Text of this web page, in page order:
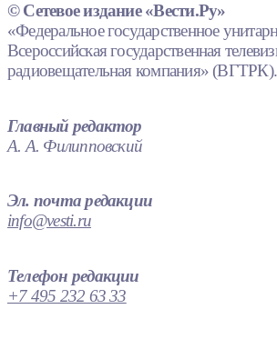
© Сетевое издание «Вести.Ру»
«Федеральное государственное
Всероссийская государственная
радиовещательная компания» (ВГТРК).
Главный редактор
А. А. Филипповский
Эл. почта редакции
info@vesti.ru
Телефон редакции
+7 495 232 63 33